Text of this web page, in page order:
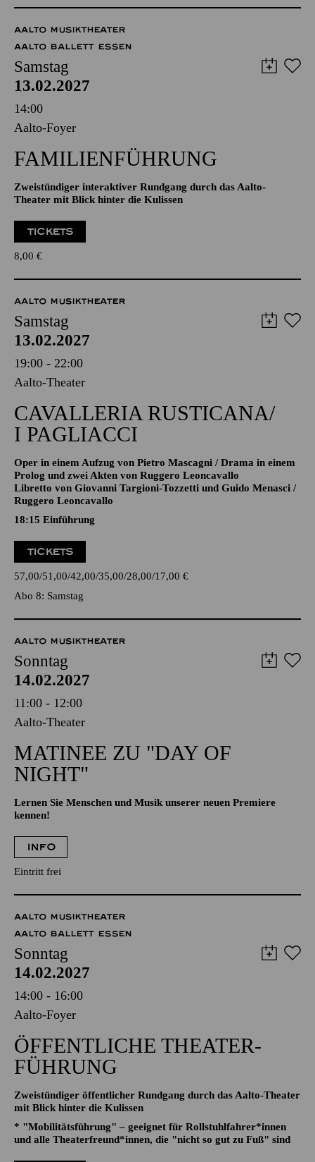
45,00 40,00 34,00 30,00
AALTO MUSIKTHEATER
AALTO BALLETT ESSEN
Samstag
13.02.2027
14:00
FAMILIENFÜHRUNG
Zweistündiger interaktiver Rundgang durch das Aalto-
Theater mit Blick hinter die Kulissen
8,00 €
AALTO MUSIKTHEATER
Samstag
13.02.2027
19:00 - 22:00
Aalto-Theater
CAVALLERIA RUSTICANA/
I PAGLIACCI
Oper in einem Aufzug von Pietro Mascagni / Drama in einem
Prolog und zwei Akten von Ruggero Leoncavallo
Ruggero Leoncavallo
18:15 Einführung
TICKETS
57,00 51,00 42,00 35,00 28,00 17,00€
Abo 8: Samstag
AALTO MUSIKTHEATER
Sonntag
14.02.2027
11:00 - 12:00
Aalto-Theater
MATINEE ZU "DAY OF
NIGHT"
Lernen Sie Menschen und Musik unserer neuen Premiere
kennen!
Eintritt frei
AALTO MUSIKTHEATER
AALTO BALLETT ESSEN
Sonntag
14.02.2027
14:00 - 16:00
Aalto-Foyer
ÖFFENTLICHE THEATER­
FÜHRUNG
Zweistündiger öffentlicher Rundgang durch das Aalto-Theater